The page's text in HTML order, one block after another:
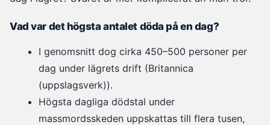
Vad var det högsta antalet döda på en dag?
I genomsnitt dog cirka 450–500 personer per
dag under lägrets drift (Britannica
(uppslagsverk)).
Högsta dagliga dödstal under
massmordsskeden uppskattas till flera tusen,